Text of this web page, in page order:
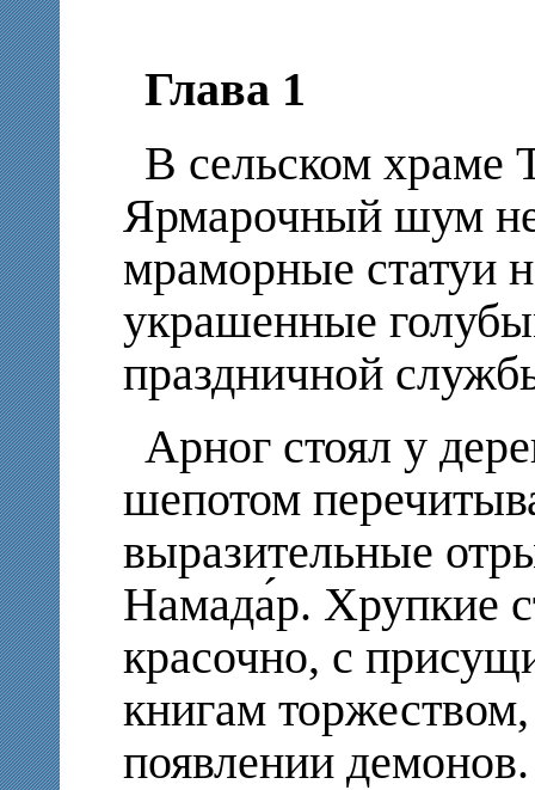
Глава 1
В сельском храме
Ярмарочный шум
мраморные статуи
украшенные
праздничной
Арног стоял у
шепотом
выразительные
Намада́р. Хрупкие
красочно, с
книгам
появлении демонов.